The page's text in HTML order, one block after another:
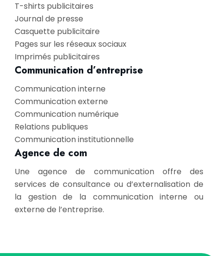
T-shirts publicitaires
Journal de presse
Casquette publicitaire
Pages sur les réseaux sociaux
Imprimés publicitaires
Communication d’entreprise
Communication interne
Communication externe
Communication numérique
Relations publiques
Communication institutionnelle
Agence de com
Une agence de communication offre des
services de consultance ou d’externalisation de
la gestion de la communication interne ou
externe de l’entreprise.